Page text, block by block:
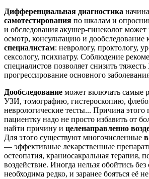
Дифференциальная диагностика
самотестирования по шкалам и
и обследования акушер-гинеколог может
осмотр, консультацию и дообследование
специалистам: неврологу, проктологу,
сексологу, психиатру. Соблюдение
специалистов позволяет снизить
прогрессирование основного
Дообследование может включать самые
УЗИ, томографию, гистероскопию,
неврологические тесты... Причина
пациентку надо не просто избавить от
найти причину и целенаправленно
Для этого существуют многочисленные
— эффективные лекарственные
остеопатия, краниосакральная терапия,
воздействие. Иногда нельзя обойтись
необходима редко, и заранее бояться её